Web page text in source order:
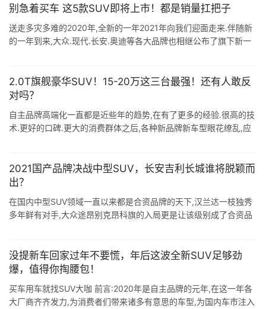
别急着买车 这5款SUV即将上市！都是销量扛把子
送走多灾多难的2020年,全新的一年2021年向我们迎面走来.伴随新
的一年到来,大众.现代.长安.奥迪等各大品牌也相继公布了旗下新一
2.0T旗舰豪华SUV！15-20万这三台最强！还有人敢反
对吗？
自主品牌高端化一直都是近些年的趋势,在有了更多的经验.很高的技
术.更好的口碑.更大的消费群体之后,各种新品牌新车型眼花缭乱,应
2021国产品牌决战中型SUV，长安吉利长城谁将脱颖而
出？
在国内中型SUV领域一直以来都是合资品牌的天下,汉兰达一枝独秀
多年鲜有对手,大众途昂别克昂科旗的入局更是让该级别成了合资品
没提新车回家过年不要慌，年后这波全新SUV足够劲
爆，值得你掏腰包！
买车用车就找SUV大咖 前言:2020年是自主品牌的元年,在这一年各
大厂商齐齐发力,为消费者们带来诸多有意思的车型,为国内车市注入